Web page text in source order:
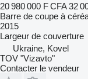
20 980 000 F CFA 32
Barre de coupe à
2015
Largeur de couverture
Ukraine, Kovel
TOV "Vizavto"
Contacter le vendeur